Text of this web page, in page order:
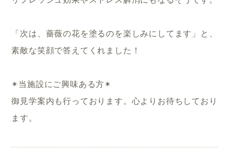
「次は、薔薇の花を塗るのを楽しみにしてます」と、
素敵な笑顔で答えてくれました！
✴︎当施設にご興味ある方✴︎
御見学案内も行っております。心よりお待ちしており
ます。